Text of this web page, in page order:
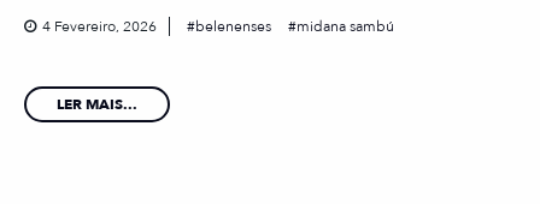
4 Fevereiro, 2026 belenenses midana sambú
LER MAIS...